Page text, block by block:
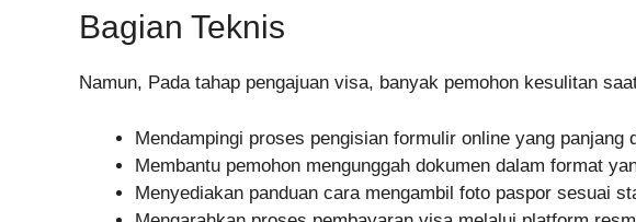
Bagian Teknis
Namun, Pada tahap pengajuan visa, banyak pemohon kesulitan
Mendampingi proses pengisian formulir online yang panjang
Membantu pemohon mengunggah dokumen dalam format
Menyediakan panduan cara mengambil foto paspor sesuai